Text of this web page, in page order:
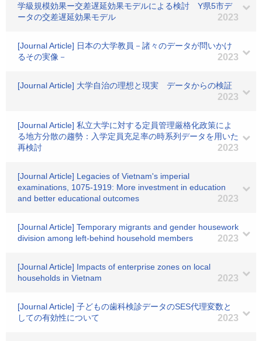
学級規模効果ー交差遅延効果モデルによる検討 Y県5市デ
ータの交差遅延効果モデル
2023
[Journal Article] 日本の大学教員－諸々のデータが問いかけ
るその実像－
2023
[Journal Article] 大学自治の理想と現実 データからの検証
2023
[Journal Article] 私立大学に対する定員管理厳格化政策によ
る地方分散の趨勢：入学定員充足率の時系列データを用いた
再検討
2023
[Journal Article] Legacies of Vietnam's imperial
examinations, 1075-1919: More investment in education
and better educational outcomes
2023
[Journal Article] Temporary migrants and gender housework
division among left‐behind household members
2023
[Journal Article] Impacts of enterprise zones on local
households in Vietnam
2023
[Journal Article] 子どもの歯科検診データのSES代理変数と
しての有効性について
2023